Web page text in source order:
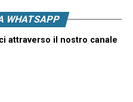
WHATSAPP
attraverso il nostro canale